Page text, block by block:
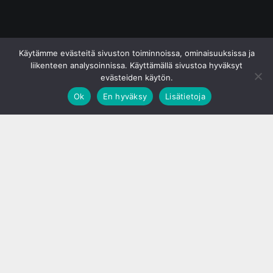
Käytämme evästeitä sivuston toiminnoissa, ominaisuuksissa ja
liikenteen analysoinnissa. Käyttämällä sivustoa hyväksyt
evästeiden käytön.
Ok
En hyväksy Lisätietoja